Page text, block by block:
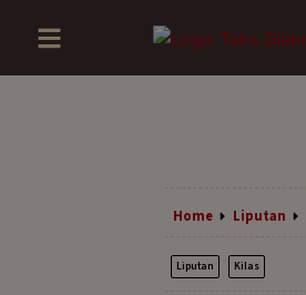
Home Liputan
Liputan Kilas